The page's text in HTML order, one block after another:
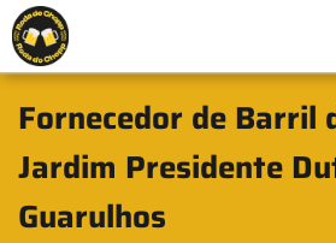
Fornecedor de Barril
Jardim Presidente
Guarulhos